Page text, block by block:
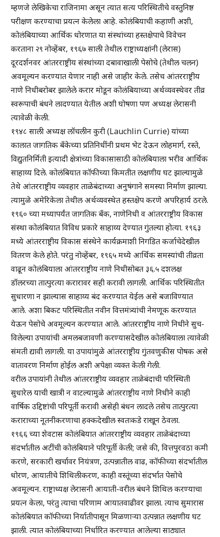
म्हणजे लेखिकेचा राजिनामा असून त्यात सत्य परिस्थितीचे वस्तुनिष्ठ
परीक्षण करण्याचा प्रयत्न केलेला आहे. कोलंबियाची कहाणी अशी,
कोलंबियाच्या आर्थिक धोरणात या संस्थांच्या हस्तक्षेपाचे विवेचन
करताना २९ नोव्हेंबर, १९६७ साली तेथील राष्ट्राध्यक्षांनी (लेरास)
दूरदर्शनवर आंतरराष्ट्रीय संस्थांच्या दबावाखाली पेसोचे (तेथील चलन)
अवमूल्यन करण्यात येणार नाही असे जाहीर केले. तसेच आंतरराष्ट्रीय
नाणे निधीबरोबर झालेले करार मोडून कोलंबियाच्या अर्थव्यवस्थेवर तीव्र
स्वरूपाची बंधने लादण्यात येतील अशी घोषणा पण अध्यक्ष लेरासनी
त्यावेळी केली.
१९४८ साली अध्यक्ष लॉचलीन कुरी (Lauchlin Currie) यांच्या
कालात जागतिक बँकेच्या प्रतिनिधींनी प्रथम भेट देऊन लोहमार्ग, रस्ते,
विद्युतनिर्मिती इत्यादी क्षेत्रांच्या विकासासाठी कोलंबियाला भरीव आर्थिक
साहाय्य दिले. कोलंबियात कॉफीच्या किमतीत लक्षणीय घट झाल्यामुळे
तेथे आंतरराष्ट्रीय व्यवहार ताळेबंदाच्या अनुषंगाने समस्या निर्माण झाल्या.
त्यामुळे अमेरिकेला तेथील अर्थव्यवस्थेत हस्तक्षेप करणे अपरिहार्य ठरले.
१९६० च्या मध्यापर्यंत जागतिक बँक, नाणेनिधी व आंतरराष्ट्रीय विकास
संस्था कोलंबियात विविध प्रकारे साहाय्य देण्यात गुंतल्या होत्या. १९६३
मध्ये आंतरराष्ट्रीय विकास संस्थेने कार्यक्रमाशी निगडित कर्जाचेदेखील
वितरण केले होते. परंतु नोव्हेंबर, १९६५ मध्ये आर्थिक समस्यांची तीव्रता
वाढून कोलंबियाला आंतरराष्ट्रीय नाणे निधीसोबत ३६.५ दशलक्ष
डॉलरच्या तात्पुरत्या करारावर सही करावी लागली. आर्थिक परिस्थितीत
सुधारणा न झाल्यास साहाय्य बंद करण्यात येईल असे बजाविण्यात
आले. अशा बिकट परिस्थितीत नवीन वित्तमंत्र्यांची नेमणूक करण्यात
येऊन पेसोचे अवमूल्यन करण्यात आले. आंतरराष्ट्रीय नाणे निधीने सुच-
विलेल्या उपायांची अमलबजावणी करण्यासदेखील कोलंबियाला त्यावेळी
संमती द्यावी लागली. या उपायांमुळे आंतरराष्ट्रीय गुंतवणुकीस पोषक असे
वातावरण निर्माण होईल अशी अपेक्षा व्यक्त केली गेली.
वरील उपायांनी तेथील आंतरराष्ट्रीय व्यवहार ताळेबंदाची परिस्थिती
सुधारेल याची खात्री न वाटल्यामुळे आंतरराष्ट्रीय नाणे निधीने काही
वार्षिक उद्दिष्टांची परिपूर्ती करावी असेही बंधन लादले तसेच तात्पुरत्या
कराराच्या नूतनीकरणाचा हक्कदेखील स्वतःकडे राखून ठेवला.
१९६६ च्या शेवटास कोलंबियात आंतरराष्ट्रीय व्यवहार ताळेबंदाच्या
संदर्भातील अटींची कोलंबियाने परिपूर्ती केली; जसे की, वित्तपुरवठा कमी
करणे, सरकारी खर्चावर नियंत्रण, उत्पन्नातील वाढ, कॉफीच्या संदर्भातील
धोरण, आयातीचे शिथिलीकरण, काही वस्तूंच्या संदर्भात पेसोचे
अवमूल्यन. राष्ट्राध्यक्ष लेरासनी आयाती-वरील बंधने शिथिल करण्याचा
प्रयत्न केला, परंतु त्याचा परिणाम आयातवाढीवर झाला. त्याच सुमारास
कोलंबियात कॉफीच्या निर्यातीपासून मिळणाऱ्या उत्पन्नात लक्षणीय घट
झाली. त्यात कोलंबियाच्या निर्धारित करण्यात आलेल्या साठ्यात